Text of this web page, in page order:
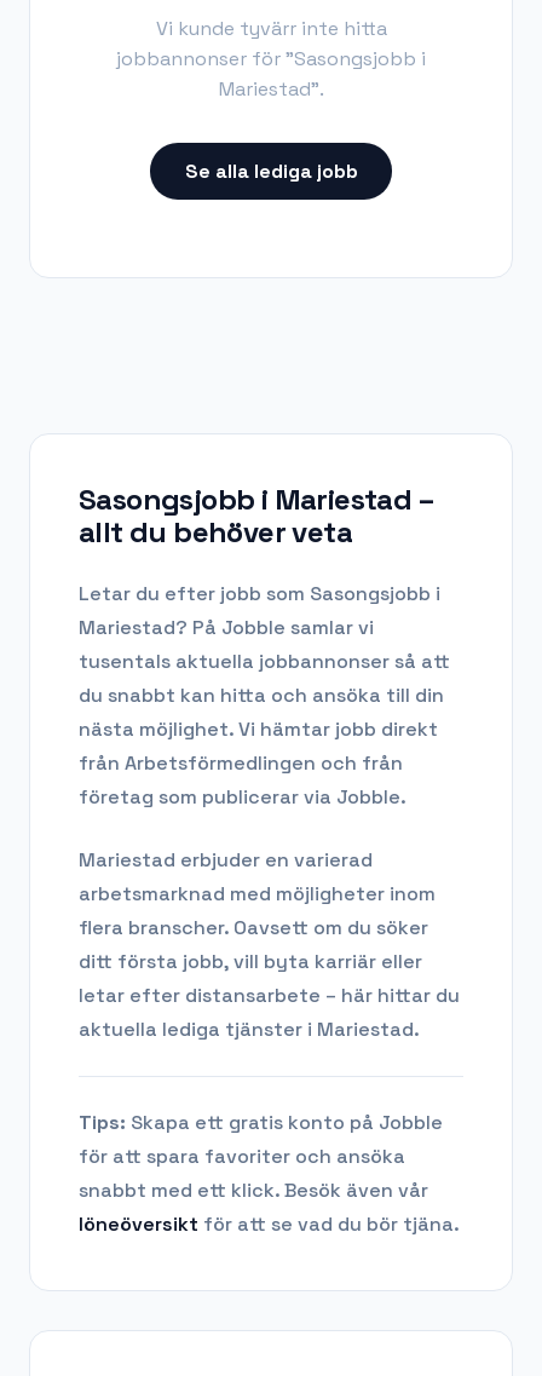
Vi kunde tyvärr inte hitta
jobbannonser för "Sasongsjobb i
Mariestad".
Se alla lediga jobb
Sasongsjobb i Mariestad –
allt du behöver veta
Letar du efter jobb som Sasongsjobb i
Mariestad? På Jobble samlar vi
tusentals aktuella jobbannonser så att
du snabbt kan hitta och ansöka till din
nästa möjlighet. Vi hämtar jobb direkt
från Arbetsförmedlingen och från
företag som publicerar via Jobble.
Mariestad erbjuder en varierad
arbetsmarknad med möjligheter inom
flera branscher. Oavsett om du söker
ditt första jobb, vill byta karriär eller
letar efter distansarbete – här hittar du
aktuella lediga tjänster i Mariestad.
Tips: Skapa ett gratis konto på Jobble
för att spara favoriter och ansöka
snabbt med ett klick. Besök även vår
löneöversikt för att se vad du bör tjäna.